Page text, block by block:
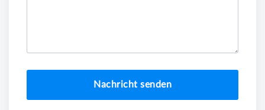
Nachricht senden